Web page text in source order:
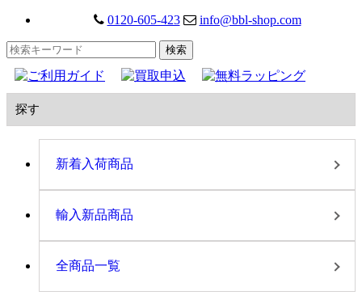
0120-605-423 info@bbl-shop.com
探す
新着入荷商品
輸入新品商品
全商品一覧